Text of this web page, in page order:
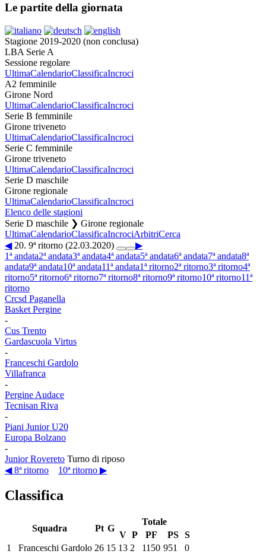
Le partite della giornata
Stagione 2019-2020 (non conclusa)
LBA Serie A
Sessione regolare
UltimaCalendarioClassificaIncroci
A2 femminile
Girone Nord
UltimaCalendarioClassificaIncroci
Serie B femminile
Girone triveneto
UltimaCalendarioClassificaIncroci
Serie C femminile
Girone triveneto
UltimaCalendarioClassificaIncroci
Serie D maschile
Girone regionale
UltimaCalendarioClassificaIncroci
Elenco delle stagioni
Serie D maschile ❯ Girone regionale
UltimaCalendarioClassificaIncrociArbitriCerca
◀20. 9ª ritorno (22.03.2020)
▶
1ª andata2ª andata3ª andata4ª andata5ª andata6ª andata7ª andata8ª
andata9ª andata10ª andata11ª andata1ª ritorno2ª ritorno3ª ritorno4ª
ritorno5ª ritorno6ª ritorno7ª ritorno8ª ritorno9ª ritorno10ª ritorno11ª
ritorno
Crcsd Paganella
Basket Pergine
-
Cus Trento
Gardascuola Virtus
-
Franceschi Gardolo
Villafranca
-
Pergine Audace
Tecnisan Riva
-
Piani Junior U20
Europa Bolzano
-
Junior Rovereto Turno di riposo
◀ 8ª ritorno
10ª ritorno ▶
Classifica
Squadra Pt G
Totale
V P PF PS
S
1
Franceschi Gardolo 26 15 13 2 1150 951
0